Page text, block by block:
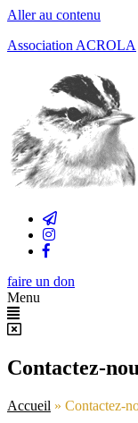
Aller au contenu
Association ACROLA
faire un don
Menu
Contactez-
Accueil » Contactez-